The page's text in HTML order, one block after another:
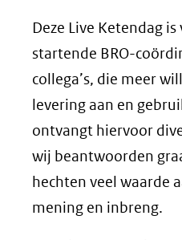
Deze Live Ketendag
startende BRO-
collega’s, die meer
levering aan en
ontvangt hiervoor
wij beantwoorden
hechten veel waarde
mening en inbreng.